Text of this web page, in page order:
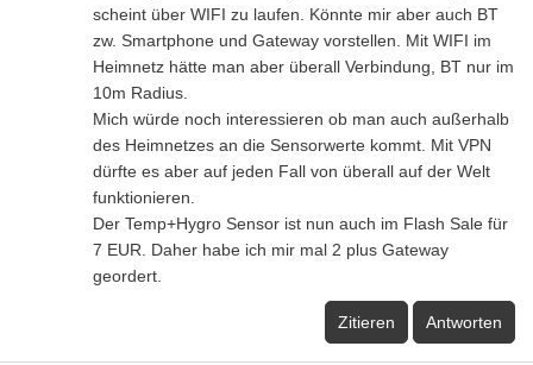
scheint über WIFI zu laufen. Könnte mir aber auch BT
zw. Smartphone und Gateway vorstellen. Mit WIFI im
Heimnetz hätte man aber überall Verbindung, BT nur im
10m Radius.
Mich würde noch interessieren ob man auch außerhalb
des Heimnetzes an die Sensorwerte kommt. Mit VPN
dürfte es aber auf jeden Fall von überall auf der Welt
funktionieren.
Der Temp+Hygro Sensor ist nun auch im Flash Sale für
7 EUR. Daher habe ich mir mal 2 plus Gateway
geordert.
Zitieren Antworten